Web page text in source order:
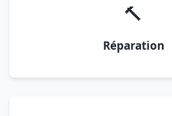
🔨
Réparation